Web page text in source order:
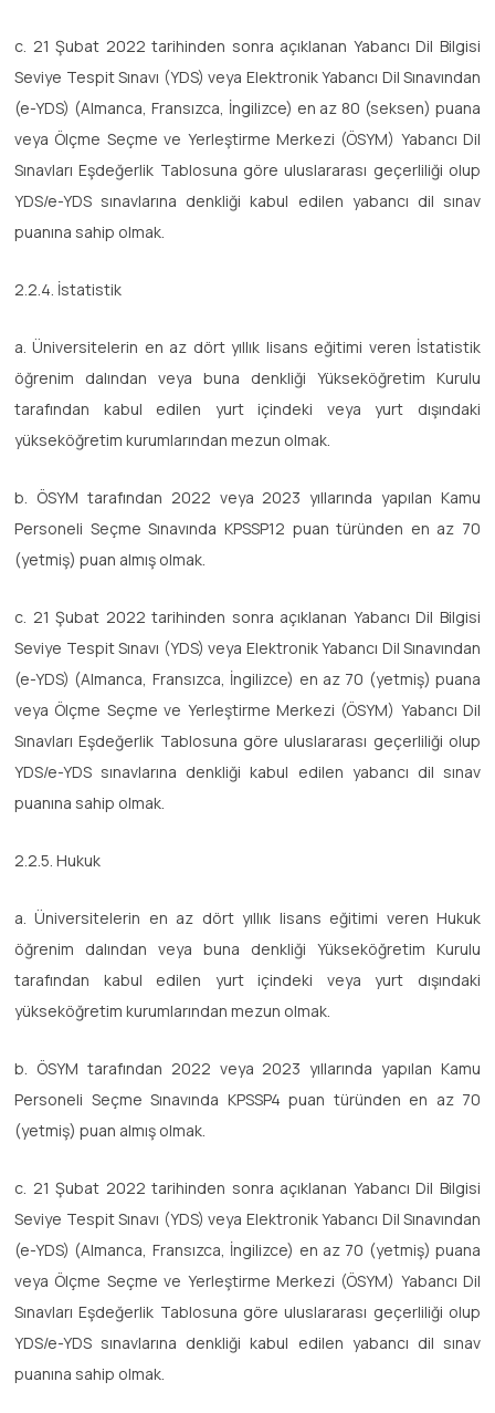
c. 21 Şubat 2022 tarihinden sonra açıklanan Yabancı Dil Bilgisi
Seviye Tespit Sınavı (YDS) veya Elektronik Yabancı Dil Sınavından
(e-YDS) (Almanca, Fransızca, İngilizce) en az 80 (seksen) puana
veya Ölçme Seçme ve Yerleştirme Merkezi (ÖSYM) Yabancı Dil
Sınavları Eşdeğerlik Tablosuna göre uluslararası geçerliliği olup
YDS/e-YDS sınavlarına denkliği kabul edilen yabancı dil sınav
puanına sahip olmak.
2.2.4. İstatistik
a. Üniversitelerin en az dört yıllık lisans eğitimi veren İstatistik
öğrenim dalından veya buna denkliği Yükseköğretim Kurulu
tarafından kabul edilen yurt içindeki veya yurt dışındaki
yükseköğretim kurumlarından mezun olmak.
b. ÖSYM tarafından 2022 veya 2023 yıllarında yapılan Kamu
Personeli Seçme Sınavında KPSSP12 puan türünden en az 70
(yetmiş) puan almış olmak.
c. 21 Şubat 2022 tarihinden sonra açıklanan Yabancı Dil Bilgisi
Seviye Tespit Sınavı (YDS) veya Elektronik Yabancı Dil Sınavından
(e-YDS) (Almanca, Fransızca, İngilizce) en az 70 (yetmiş) puana
veya Ölçme Seçme ve Yerleştirme Merkezi (ÖSYM) Yabancı Dil
Sınavları Eşdeğerlik Tablosuna göre uluslararası geçerliliği olup
YDS/e-YDS sınavlarına denkliği kabul edilen yabancı dil sınav
puanına sahip olmak.
2.2.5. Hukuk
a. Üniversitelerin en az dört yıllık lisans eğitimi veren Hukuk
öğrenim dalından veya buna denkliği Yükseköğretim Kurulu
tarafından kabul edilen yurt içindeki veya yurt dışındaki
yükseköğretim kurumlarından mezun olmak.
b. ÖSYM tarafından 2022 veya 2023 yıllarında yapılan Kamu
Personeli Seçme Sınavında KPSSP4 puan türünden en az 70
(yetmiş) puan almış olmak.
c. 21 Şubat 2022 tarihinden sonra açıklanan Yabancı Dil Bilgisi
Seviye Tespit Sınavı (YDS) veya Elektronik Yabancı Dil Sınavından
(e-YDS) (Almanca, Fransızca, İngilizce) en az 70 (yetmiş) puana
veya Ölçme Seçme ve Yerleştirme Merkezi (ÖSYM) Yabancı Dil
Sınavları Eşdeğerlik Tablosuna göre uluslararası geçerliliği olup
YDS/e-YDS sınavlarına denkliği kabul edilen yabancı dil sınav
puanına sahip olmak.